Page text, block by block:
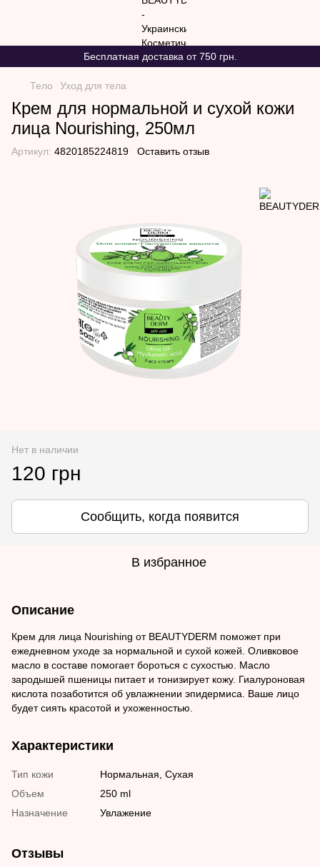
Бесплатная доставка от 750 грн.
Тело Уход для тела
Крем для нормальной и сухой кожи
лица Nourishing, 250мл
Артикул: 4820185224819 Оставить отзыв
Нет в наличии
120 грн
Сообщить, когда появится
В избранное
Описание
Крем для лица Nourishing от BEAUTYDERM поможет при
ежедневном уходе за нормальной и сухой кожей. Оливковое
масло в составе помогает бороться с сухостью. Масло
зародышей пшеницы питает и тонизирует кожу. Гиалуроновая
кислота позаботится об увлажнении эпидермиса. Ваше лицо
будет сиять красотой и ухоженностью.
Характеристики
Тип кожи
Нормальная, Сухая
Объем
250 ml
Назначение
Увлажение
Отзывы